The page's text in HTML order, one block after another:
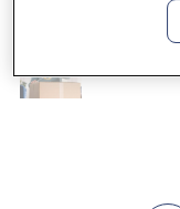
Vanliga frågor